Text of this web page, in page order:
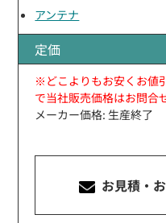
アンテナ
定価
※どこよりもお安くお値
で当社販売価格はお問合
メーカー価格: 生産終了
お見積・